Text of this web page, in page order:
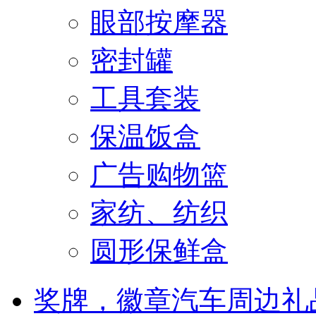
眼部按摩器
密封罐
工具套装
保温饭盒
广告购物篮
家纺、纺织
圆形保鲜盒
奖牌，徽章汽车周边礼